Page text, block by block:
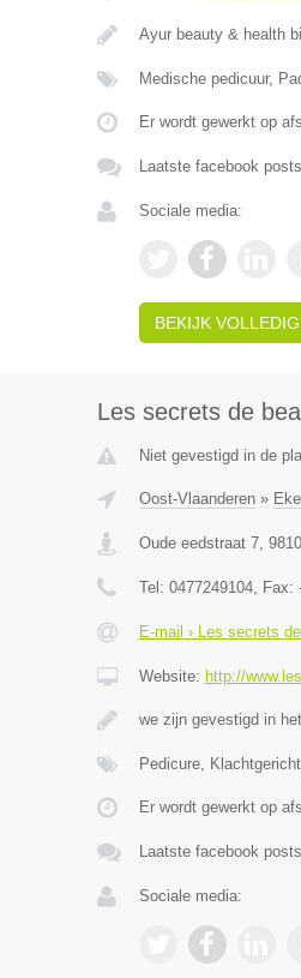
Ayur beauty & health
Medische pedicuur,
Er wordt gewerkt op
Laatste facebook posts
Sociale media:
BEKIJK
Les secrets de
Niet gevestigd in de
Oost-Vlaanderen» Eke
Oude eedstraat 7, 9810
Tel: 0477249104, Fax:
E-mail › Les secrets
Website: http://
we zijn gevestigd in
Pedicure,
Er wordt gewerkt op
Laatste facebook posts
Sociale media: